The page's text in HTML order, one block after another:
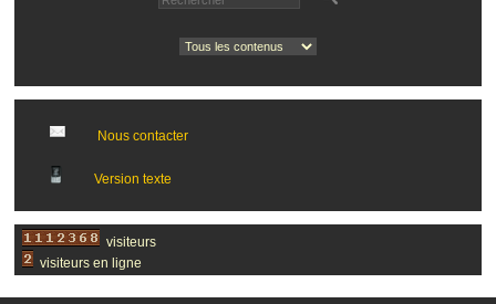
Nous contacter
Version texte
visiteurs
visiteurs en ligne